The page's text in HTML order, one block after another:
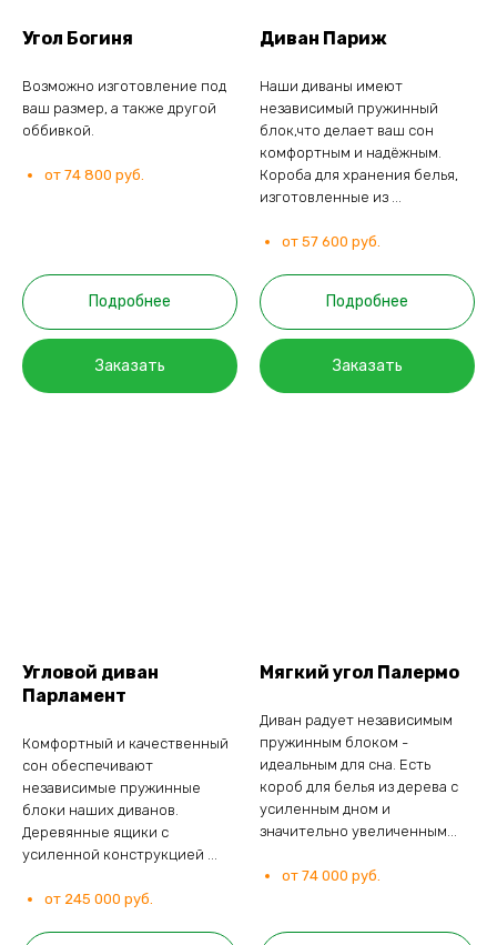
Угол Богиня
Возможно изготовление под
ваш размер, а также другой
оббивкой.
от 74 800 руб.
Подробнее
Заказать
Диван Париж
Наши диваны имеют
независимый пружинный
блок,что делает ваш сон
комфортным и надёжным.
Короба для хранения белья,
изготовленные из ...
от 57 600 руб.
Подробнее
Заказать
Угловой диван
Парламент
Комфортный и качественный
сон обеспечивают
независимые пружинные
блоки наших диванов.
Деревянные ящики с
усиленной конструкцией ...
от 245 000 руб.
Мягкий угол Палермо
Диван радует независимым
пружинным блоком -
идеальным для сна. Есть
короб для белья из дерева с
усиленным дном и
значительно увеличенным...
от 74 000 руб.